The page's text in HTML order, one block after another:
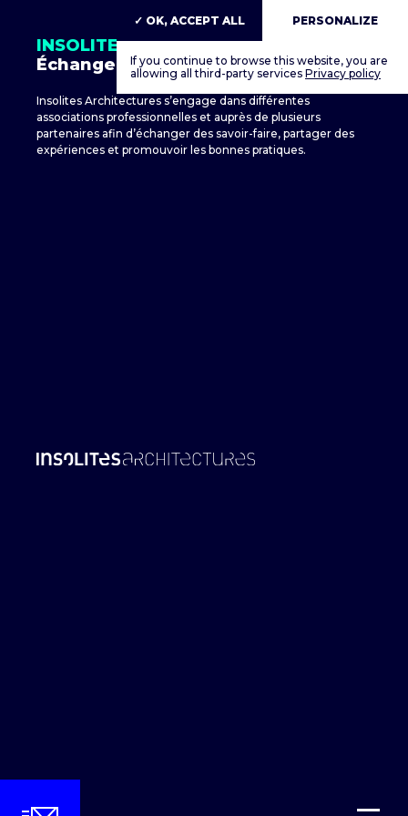
INSOLITES S’ENGAGE
Échanger - Partager
Insolites Architectures s’engage dans différentes
associations professionnelles et auprès de plusieurs
partenaires afin d’échanger des savoir-faire, partager des
expériences et promouvoir les bonnes pratiques.
✓ OK, ACCEPT ALL PERSONALIZE
If you continue to browse this website, you are
allowing all third-party services Privacy policy